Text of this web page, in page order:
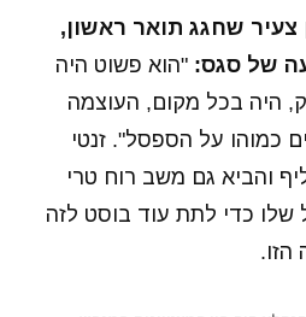
צעיר שחגג תואר ראשון,
של סגס: "הוא פשוט היה
היה בכל מקום, העוצמה
כמוהו על הספסל". זנטי
והביא גם משב רוח טרי
שלו כדי לתת עוד בוסט לזה
הזו.